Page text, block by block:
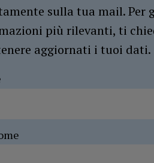
sulla tua mail. Per
più rilevanti, ti
aggiornati i tuoi dati.